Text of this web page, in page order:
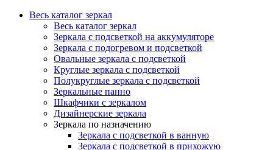
Весь каталог зеркал
Весь каталог зеркал
Зеркала с подсветкой на аккумуляторе
Зеркала с подогревом и подсветкой
Овальные зеркала с подсветкой
Круглые зеркала с подсветкой
Полукруглые зеркала с подсветкой
Зеркальные панно
Шкафчики с зеркалом
Дизайнерские зеркала
Зеркала по назначению
Зеркала с подсветкой в ванную
Зеркала с подсветкой в прихожую